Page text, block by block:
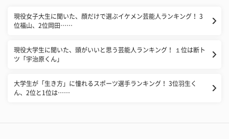
現役女子大生に聞いた、顔だけで選ぶイケメン芸能人ランキング！ 3
位福山、2位岡田……
現役大学生に聞いた、頭がいいと思う芸能人ランキング！ １位は断ト
ツ「宇治原くん」
大学生が「生き方」に憧れるスポーツ選手ランキング！ 3位羽生く
ん、2位と1位は……